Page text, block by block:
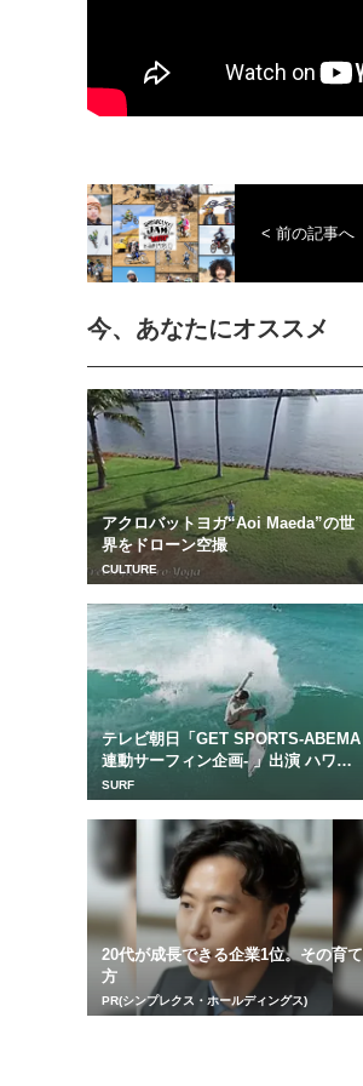
< 前の記事へ
今、あなたにオススメ
アクロバットヨガ“Aoi Maeda”の世
界をドローン空撮
CULTURE
テレビ朝日「GET SPORTS-ABEMA
連動サーフィン企画- 」出演 ハワ
イ...
SURF
20代が成長できる企業1位。その育て
方
PR(シンプレクス・ホールディングス)